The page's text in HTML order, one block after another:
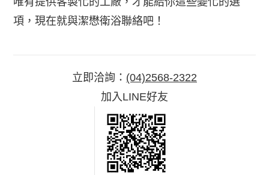
項，現在就與潔懋衛浴聯絡吧！
立即洽詢： (04)2568-2322
加入LINE好友